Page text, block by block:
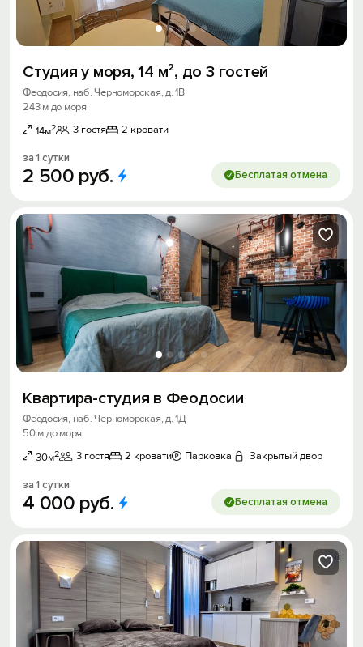
Студия у моря, 14 м², до 3 гостей
Феодосия, наб. Черноморская, д. 1В
243 м до моря
14м2 3 гостя 2 кровати
за 1 сутки
2 500 руб. Бесплатая отмена
Квартира-студия в Феодосии
Феодосия, наб. Черноморская, д. 1Д
50 м до моря
30м2 3 гостя 2 кровати Парковка Закрытый двор
за 1 сутки
4 000 руб. Бесплатая отмена